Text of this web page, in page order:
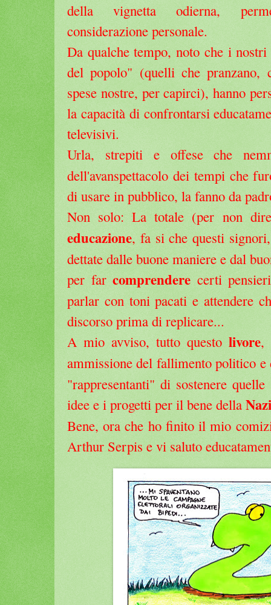
della vignetta odierna,
considerazione personale.
Da qualche tempo, noto che i
del popolo" (quelli che pranzano,
spese nostre, per capirci), hanno
la capacità di confrontarsi
televisivi.
Urla, strepiti e offese che
dell'avanspettacolo dei tempi che
di usare in pubblico, la fanno da
Non solo: La totale (per non
educazione, fa si che questi
dettate dalle buone maniere e dal
per farcomprendere certi
parlar con toni pacati e attendere
discorso prima di replicare...
A mio avviso, tutto questo livore,
ammissione del fallimento politico e
"rappresentanti" di sostenere
idee e i progetti per il bene della
Bene, ora che ho finito il mio
Arthur Serpis e vi saluto